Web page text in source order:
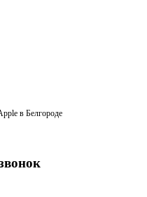
в Белгороде